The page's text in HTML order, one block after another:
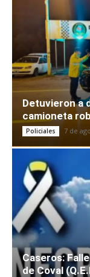
Detuvieron a
camioneta
Policiales 7 de
Caseros:
de Coval